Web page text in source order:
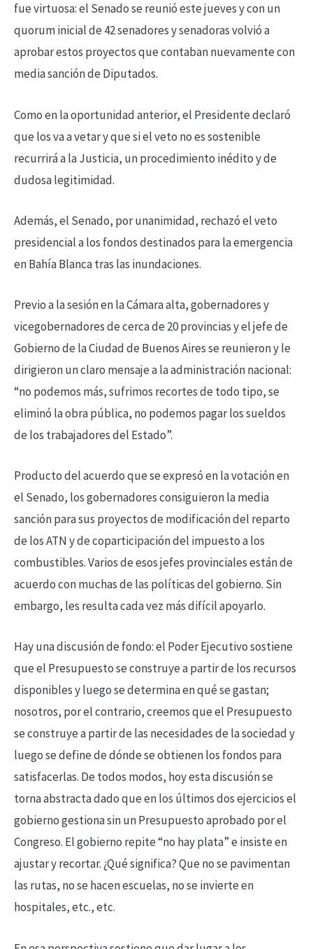
fue virtuosa: el Senado se reunió este jueves y con un
quorum inicial de 42 senadores y senadoras volvió a
aprobar estos proyectos que contaban nuevamente con
media sanción de Diputados.
Como en la oportunidad anterior, el Presidente declaró
que los va a vetar y que si el veto no es sostenible
recurrirá a la Justicia, un procedimiento inédito y de
dudosa legitimidad.
Además, el Senado, por unanimidad, rechazó el veto
presidencial a los fondos destinados para la emergencia
en Bahía Blanca tras las inundaciones.
Previo a la sesión en la Cámara alta, gobernadores y
vicegobernadores de cerca de 20 provincias y el jefe de
Gobierno de la Ciudad de Buenos Aires se reunieron y le
dirigieron un claro mensaje a la administración nacional:
“no podemos más, sufrimos recortes de todo tipo, se
eliminó la obra pública, no podemos pagar los sueldos
de los trabajadores del Estado”.
Producto del acuerdo que se expresó en la votación en
el Senado, los gobernadores consiguieron la media
sanción para sus proyectos de modificación del reparto
de los ATN y de coparticipación del impuesto a los
combustibles. Varios de esos jefes provinciales están de
acuerdo con muchas de las políticas del gobierno. Sin
embargo, les resulta cada vez más difícil apoyarlo.
Hay una discusión de fondo: el Poder Ejecutivo sostiene
que el Presupuesto se construye a partir de los recursos
disponibles y luego se determina en qué se gastan;
nosotros, por el contrario, creemos que el Presupuesto
se construye a partir de las necesidades de la sociedad y
luego se define de dónde se obtienen los fondos para
satisfacerlas. De todos modos, hoy esta discusión se
torna abstracta dado que en los últimos dos ejercicios el
gobierno gestiona sin un Presupuesto aprobado por el
Congreso. El gobierno repite “no hay plata” e insiste en
ajustar y recortar. ¿Qué significa? Que no se pavimentan
las rutas, no se hacen escuelas, no se invierte en
hospitales, etc., etc.